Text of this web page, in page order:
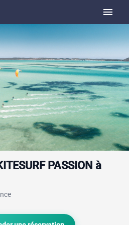
menu
PASSION à